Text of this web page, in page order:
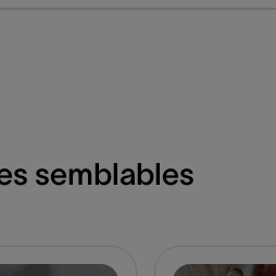
semblables